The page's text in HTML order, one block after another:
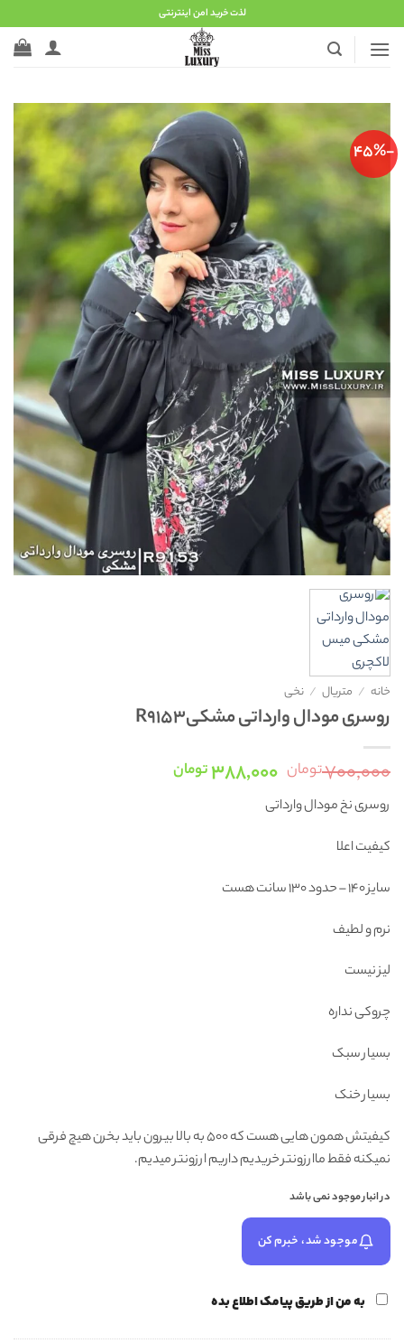
to
content
لذت خرید امن اینترنتی
-45%
خانه / متریال / نخی
روسری مودال وارداتی مشکیR9153
۷۰۰,۰۰۰تومان قیمت
اصلی:
۳۸۸,۰۰۰تومانقیمت
روسری نخ مودال وارداتی
کیفیت اعلا
سایز 140 – حدود 130 سانت هست
نرم و لطیف
لیز نیست
چروکی نداره
بسیار سبک
بسیار خنک
کیفیتش همون هایی هست که 500 به بالا بیرون باید بخرن هیچ فرقی
نمیکنه فقط ماارزونتر خریدیم داریم ارزونتر میدیم.
در انبار موجود نمی باشد
موجود شد، خبرم کن
به من از طریق پیامک اطلاع بده